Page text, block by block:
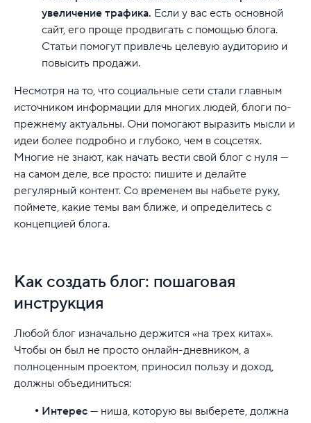
увеличение трафика. Если у вас есть основной
сайт, его проще продвигать с помощью блога.
Статьи помогут привлечь целевую аудиторию и
повысить продажи.
Несмотря на то, что социальные сети стали главным
источником информации для многих людей, блоги по-
прежнему актуальны. Они помогают выразить мысли и
идеи более подробно и глубоко, чем в соцсетях.
Многие не знают, как начать вести свой блог с нуля —
на самом деле, все просто: пишите и делайте
регулярный контент. Со временем вы набьете руку,
поймете, какие темы вам ближе, и определитесь с
концепцией блога.
Как создать блог: пошаговая
инструкция
Любой блог изначально держится «на трех китах».
Чтобы он был не просто онлайн-дневником, а
полноценным проектом, приносил пользу и доход,
должны объединиться:
Интерес — ниша, которую вы выберете, должна